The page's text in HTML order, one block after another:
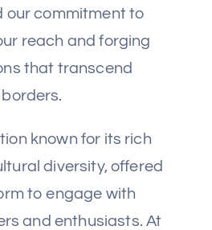
our commitment to
reach and forging
that transcend
borders.
known for its rich
diversity, offered
to engage with
and enthusiasts. At